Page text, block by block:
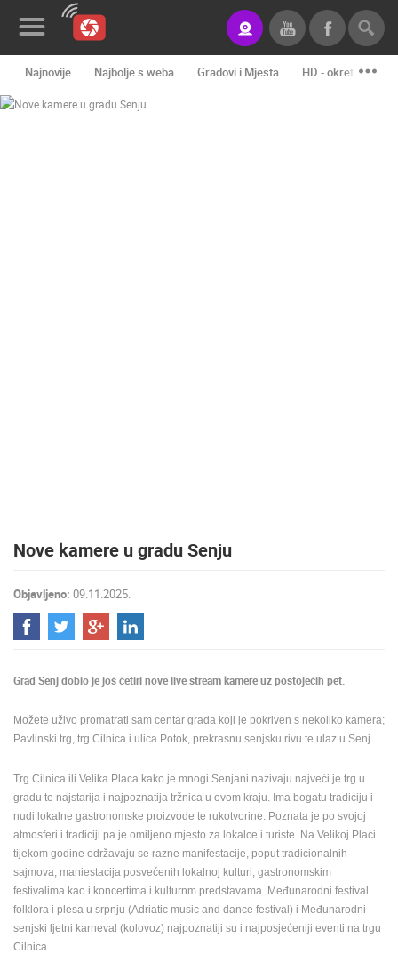
Novosti&Blog
WEB
TERMS OF
USE
PRIVACY
HRVATSKI
ENGLISH
Najnovije Najbolje s weba Gradovi i Mjesta HD - okretne
Nove kamere u gradu Senju
Objavljeno: 09.11.2025.
Grad Senj dobio je još četiri nove live stream kamere uz postojećih pet.
Možete uživo promatrati sam centar grada koji je pokriven s nekoliko kamera;
Pavlinski trg, trg Cilnica i ulica Potok, prekrasnu senjsku rivu te ulaz u Senj.
Trg Cilnica ili Velika Placa kako je mnogi Senjani nazivaju najveći je trg u
gradu te najstarija i najpoznatija tržnica u ovom kraju. Ima bogatu tradiciju i
nudi lokalne gastronomske proizvode te rukotvorine. Poznata je po svojoj
atmosferi i tradiciji pa je omiljeno mjesto za lokalce i turiste. Na Velikoj Placi
tijekom godine održavaju se razne manifestacije, poput tradicionalnih
sajmova, maniestacija posvećenih lokalnoj kulturi, gastronomskim
festivalima kao i koncertima i kulturnm predstavama. Međunarodni festival
folklora i plesa u srpnju (Adriatic music and dance festival) i Međunarodni
senjski ljetni karneval (kolovoz) najpoznatiji su i najposjećeniji eventi na trgu
Cilnica.